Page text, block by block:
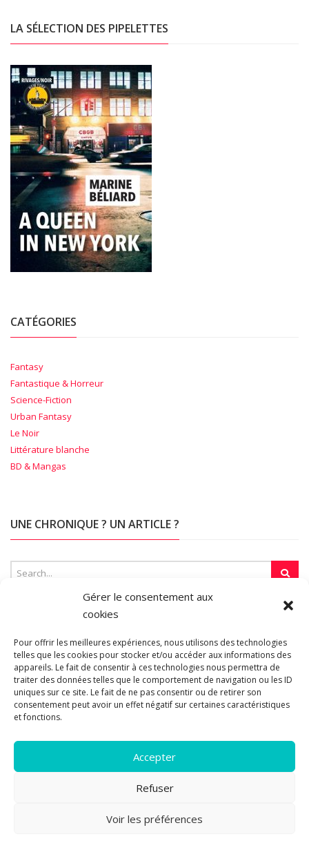
Gérer le consentement aux
cookies
Pour offrir les meilleures expériences, nous utilisons des technologies
telles que les cookies pour stocker et/ou accéder aux informations des
appareils. Le fait de consentir à ces technologies nous permettra de
traiter des données telles que le comportement de navigation ou les ID
uniques sur ce site. Le fait de ne pas consentir ou de retirer son
consentement peut avoir un effet négatif sur certaines caractéristiques
et fonctions.
Accepter
Refuser
Voir les préférences
LA SÉLECTION DES PIPELETTES
CATÉGORIES
Fantasy
Fantastique & Horreur
Science-Fiction
Urban Fantasy
Le Noir
Littérature blanche
BD & Mangas
UNE CHRONIQUE ? UN ARTICLE ?
SUR LA TOILE…
Blogroll
de cookies.